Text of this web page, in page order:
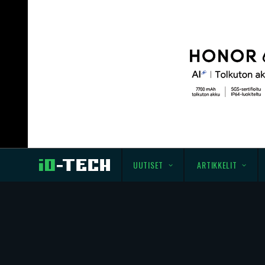
UUTISET ARTIKKELIT